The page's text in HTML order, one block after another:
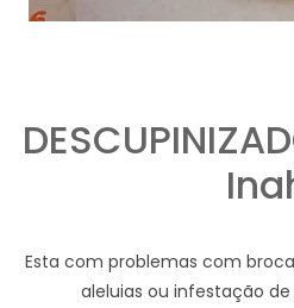
Esta com problemas com
aleluias ou infestação